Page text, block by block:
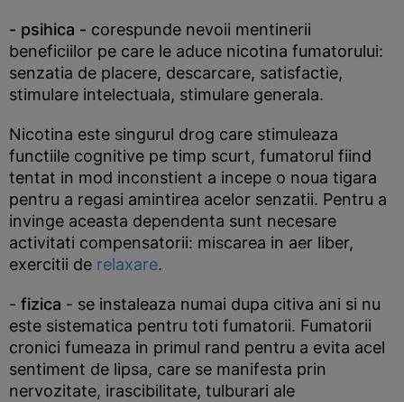
- psihica - corespunde nevoii mentinerii
beneficiilor pe care le aduce nicotina fumatorului:
senzatia de placere, descarcare, satisfactie,
stimulare intelectuala, stimulare generala.
Nicotina este singurul drog care stimuleaza
functiile cognitive pe timp scurt, fumatorul fiind
tentat in mod inconstient a incepe o noua tigara
pentru a regasi amintirea acelor senzatii. Pentru a
invinge aceasta dependenta sunt necesare
activitati compensatorii: miscarea in aer liber,
exercitii de relaxare.
- fizica - se instaleaza numai dupa citiva ani si nu
este sistematica pentru toti fumatorii. Fumatorii
cronici fumeaza in primul rand pentru a evita acel
sentiment de lipsa, care se manifesta prin
nervozitate, irascibilitate, tulburari ale